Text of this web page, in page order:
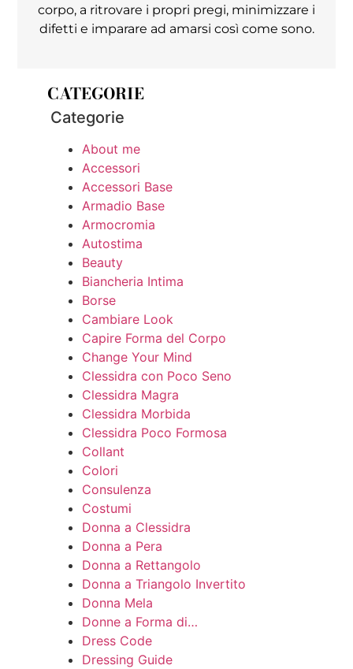
corpo, a ritrovare i propri pregi, minimizzare i
difetti e imparare ad amarsi così come sono.
CATEGORIE
Categorie
About me
Accessori
Accessori Base
Armadio Base
Armocromia
Autostima
Beauty
Biancheria Intima
Borse
Cambiare Look
Capire Forma del Corpo
Change Your Mind
Clessidra con Poco Seno
Clessidra Magra
Clessidra Morbida
Clessidra Poco Formosa
Collant
Colori
Consulenza
Costumi
Donna a Clessidra
Donna a Pera
Donna a Rettangolo
Donna a Triangolo Invertito
Donna Mela
Donne a Forma di…
Dress Code
Dressing Guide